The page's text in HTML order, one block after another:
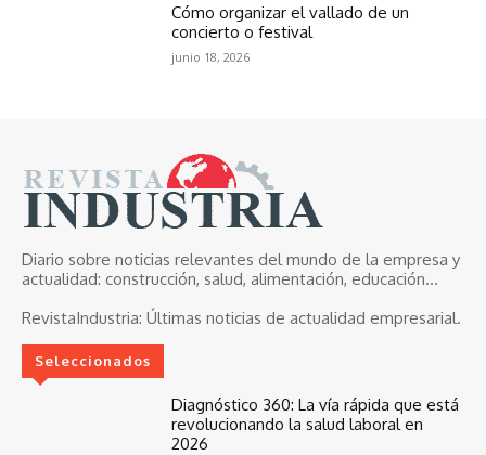
Cómo organizar el vallado de un
concierto o festival
junio 18, 2026
Diario sobre noticias relevantes del mundo de la empresa y
actualidad: construcción, salud, alimentación, educación...
RevistaIndustria: Últimas noticias de actualidad empresarial.
Seleccionados
Diagnóstico 360: La vía rápida que está
revolucionando la salud laboral en
2026